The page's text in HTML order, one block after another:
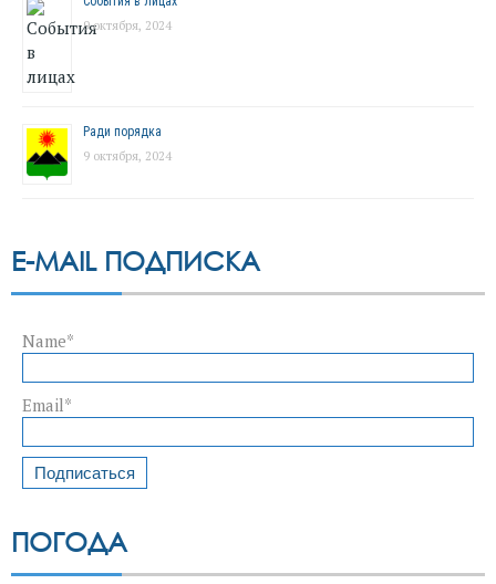
9 октября, 2024
Ради порядка
9 октября, 2024
E-MAIL ПОДПИСКА
Name*
Email*
ПОГОДА